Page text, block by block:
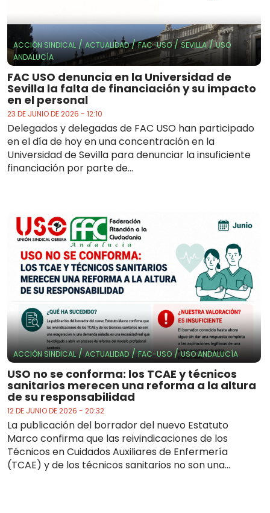
ACCIÓN SINDICAL/ACTUALIDAD/FAC-USO/SEVILLA/USO
ANDALUCÍA
FAC USO denuncia en la Universidad de
Sevilla la falta de financiación y su impacto
en el personal
23 DE JUNIO DE 2026 - 12:10
Delegados y delegadas de FAC USO han participado
en el día de hoy en una concentración en la
Universidad de Sevilla para denunciar la insuficiente
financiación por parte de...
ACCIÓN SINDICAL/ACTUALIDAD/FAC-USO/USO ANDALUCÍA
USO no se conforma: los TCAE y técnicos
sanitarios merecen una reforma a la altura
de su responsabilidad
12 DE JUNIO DE 2026 - 20:32
La publicación del borrador del nuevo Estatuto
Marco confirma que las reivindicaciones de los
Técnicos en Cuidados Auxiliares de Enfermería
(TCAE) y de los técnicos sanitarios no son una...